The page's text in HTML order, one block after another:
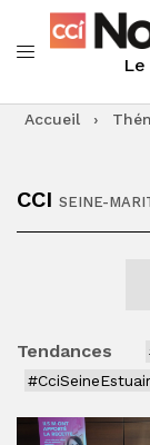
Accueil ›
CCI SEINE-
Tendances